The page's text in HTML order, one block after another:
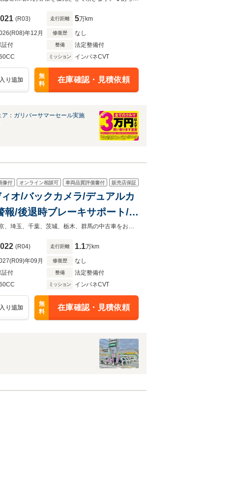
(R03) 走行距離 5万km
年12月 修復歴 なし
証付 整備 法定整備付
ミッション インパネCVT
り追加
無
料
在庫確認・見積依頼
ア：ガリバーサマーセール実施
像付 オンライン相談可 車両品質評価書付 販売店保証
オ/バックカメラ/デュアルカ
報/後退時ブレーキサポート/リ
ヘッドライト/シートヒータ
ラパン HE33S型新規車両が入荷致しました！！当店在庫になります！東京、埼玉、千葉、茨城、栃木、群馬の中古車をお探しならガリバーへ！
(R04) 走行距離 1.1万km
年09月 修復歴 なし
証付 整備 法定整備付
ミッション インパネCVT
り追加
無
料
在庫確認・見積依頼